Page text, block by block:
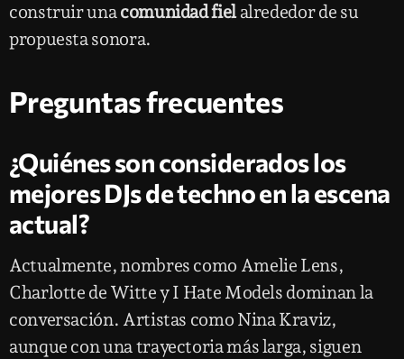
construir unacomunidad fielalrededor de su
propuesta sonora.
Preguntas frecuentes
¿Quiénes son considerados los
mejores DJs de techno en la escena
actual?
Actualmente, nombres como Amelie Lens,
Charlotte de Witte y I Hate Models dominan la
conversación. Artistas como Nina Kraviz,
aunque con una trayectoria más larga, siguen